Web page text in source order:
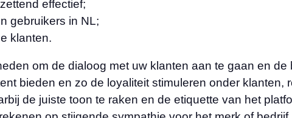
effectief;
gebruikers in NL;
klanten.
om de dialoog met uw klanten aan te gaan en de
bieden en zo de loyaliteit stimuleren onder klanten,
de juiste toon te raken en de etiquette van het